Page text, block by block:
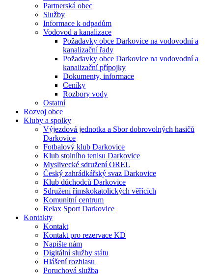
Partnerská obec
Služby
Informace k odpadům
Vodovod a kanalizace
Požadavky obce Darkovice na vodovodní a
kanalizační řady
Požadavky obce Darkovice na vodovodní a
kanalizační přípojky
Dokumenty, informace
Ceníky
Rozbory vody
Ostatní
Rozvoj obce
Kluby a spolky
Výjezdová jednotka a Sbor dobrovolných hasičů
Darkovice
Fotbalový klub Darkovice
Klub stolního tenisu Darkovice
Myslivecké sdružení OREL
Český zahrádkářský svaz Darkovice
Klub důchodců Darkovice
Sdružení římskokatolických věřících
Komunitní centrum
Relax Sport Darkovice
Kontakty
Kontakt
Kontakt pro rezervace KD
Napište nám
Digitální služby státu
Hlášení rozhlasu
Poruchová služba